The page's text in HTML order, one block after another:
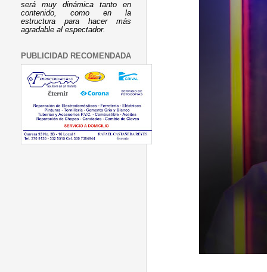
será muy dinámica tanto en
contenido, como en la
estructura para hacer más
agradable al espectador.
PUBLICIDAD RECOMENDADA